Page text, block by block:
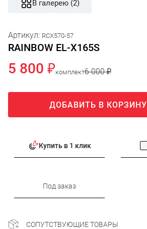
В галерею (2)
Артикул: RCX570-57
RAINBOW EL-X165S
5 800 ₽комплект6 000 ₽
ДОБАВИТЬ В КОРЗИНУ
Купить в 1 клик
Под заказ
СОПУТСТВУЮЩИЕ ТОВАРЫ